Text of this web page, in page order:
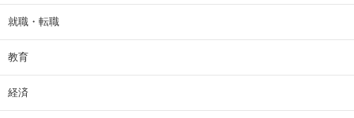
就職・転職
教育
経済